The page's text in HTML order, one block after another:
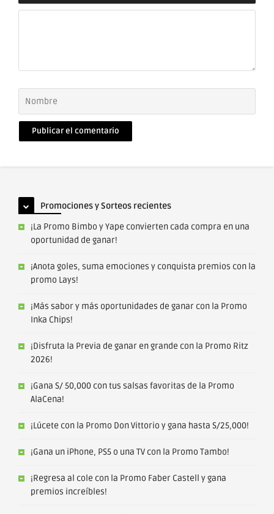
Nombre
Correo
electrónico
Promociones y Sorteos recientes
¡La Promo Bimbo y Yape convierten cada compra en una
oportunidad de ganar!
¡Anota goles, suma emociones y conquista premios con la
promo Lays!
¡Más sabor y más oportunidades de ganar con la Promo
Inka Chips!
¡Disfruta la Previa de ganar en grande con la Promo Ritz
2026!
¡Gana S/ 50,000 con tus salsas favoritas de la Promo
AlaCena!
¡Lúcete con la Promo Don Vittorio y gana hasta S/25,000!
¡Gana un iPhone, PS5 o una TV con la Promo Tambo!
¡Regresa al cole con la Promo Faber Castell y gana
premios increíbles!